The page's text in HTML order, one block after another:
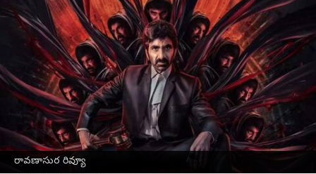
రావణాసుర రివ్యూ
రావణాసుర రివ్యూ: రవితేజ థ్రిల్
చేసాడా?
Sriram Pranateja Apr 07, 2023 03:27 pm
ఈ వార్తాకథనం ఏంటి
నటీనటులు: రవితేజ, సుశాంత్, మేఘా ఆకాష్, అనూ
ఇమ్మాన్యుయేల్, పూజితా పొన్నాడ, దక్షా నగర్కార్,